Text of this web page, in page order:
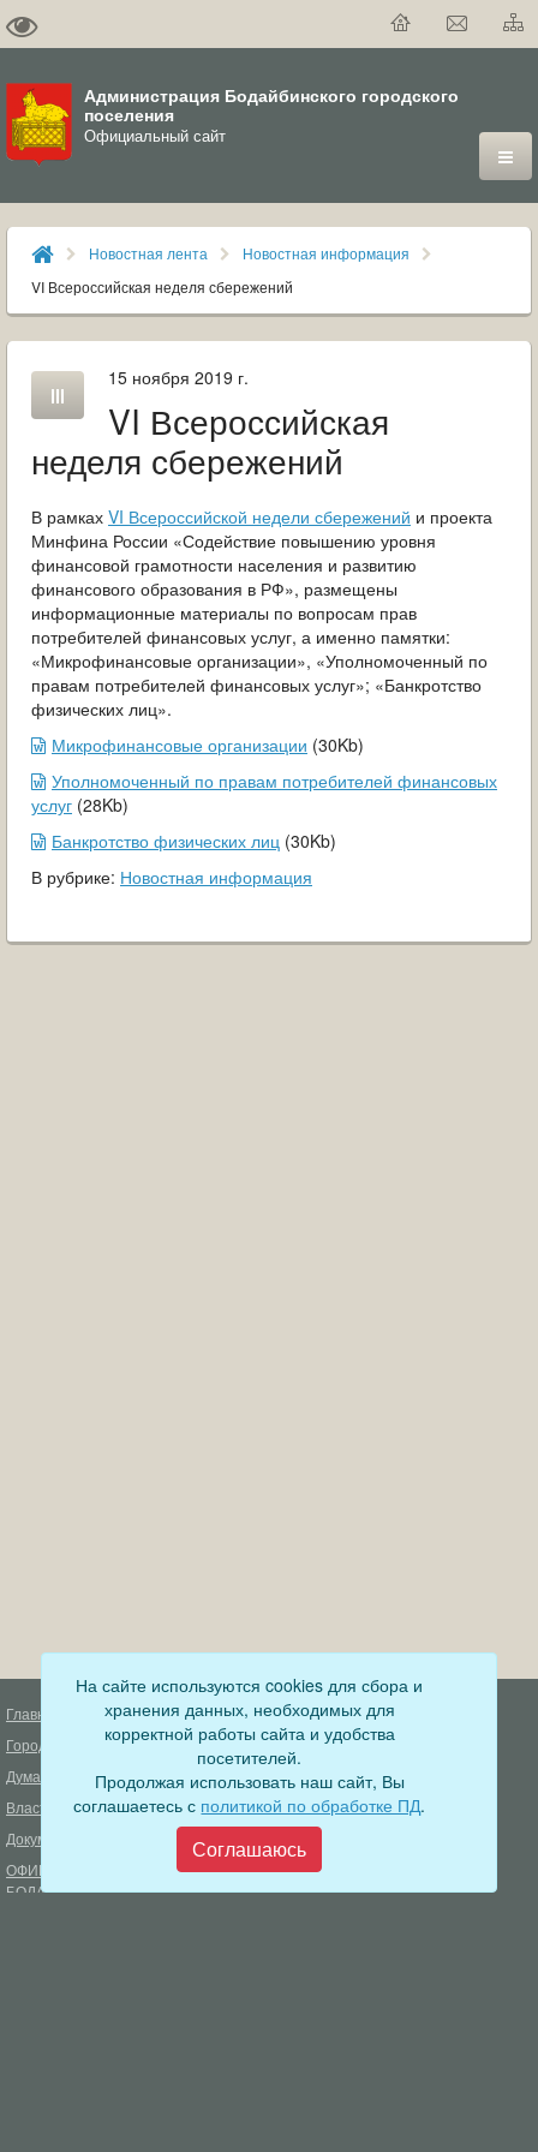
Администрация Бодайбинского городского
поселения
Официальный сайт
ГОРОД
ДУМА
ВЛАСТЬ
ДОКУМЕНТЫ
ОФИЦИАЛЬНЫЙ ВЕСТНИК БОДАЙБО
ОБРАЩЕНИЯ ГРАЖДАН
ГРАДОСТРОИТЕЛЬНАЯ ДЕЯТЕЛЬНОСТЬ
ИНФОРМИРОВАНИЕ НАСЕЛЕНИЯ
ДЕЯТЕЛЬНОСТЬ ПРОКУРАТУРЫ
МУНИЦИПАЛЬНЫЙ КОНТРОЛЬ
ПОИСК ПО САЙТУ
Новостная лента
Новостная информация
VI Всероссийская неделя сбережений
15 ноября 2019 г.
VI Всероссийская
неделя сбережений
В рамках VI Всероссийской недели сбережений и проекта
Минфина России «Содействие повышению уровня
финансовой грамотности населения и развитию
финансового образования в РФ», размещены
информационные материалы по вопросам прав
потребителей финансовых услуг, а именно памятки:
«Микрофинансовые организации», «Уполномоченный по
правам потребителей финансовых услуг»; «Банкротство
физических лиц».
Микрофинансовые организации (30Kb)
Уполномоченный по правам потребителей финансовых
услуг (28Kb)
Банкротство физических лиц (30Kb)
В рубрике: Новостная информация
Главная
Город
Дума
Власть
Документы
ОФИЦИАЛЬНЫЙ ВЕСТНИК
БОДАЙБО
Деятельность прокуратуры
Муниципальный контроль
Меры пожарной безопасности
Муниципальные закупки
Формирование комфортной
городской среды
Фонд капитального ремонта
На сайте используются cookies для сбора и
хранения данных, необходимых для
корректной работы сайта и удобства
посетителей.
Продолжая использовать наш сайт, Вы
соглашаетесь с политикой по обработке ПД.
Соглашаюсь